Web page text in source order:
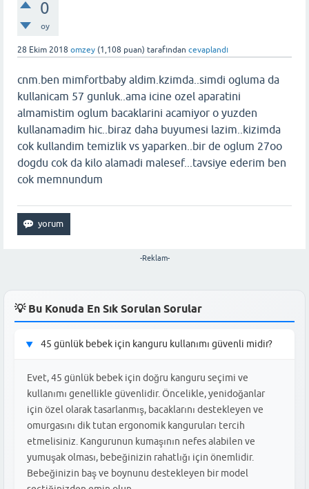
0
oy
28 Ekim 2018 omzey (1,108 puan) tarafından cevaplandı
cnm.ben mimfortbaby aldim.kzimda..simdi ogluma da
kullanicam 57 gunluk..ama icine ozel aparatini
almamistim oglum bacaklarini acamiyor o yuzden
kullanamadim hic..biraz daha buyumesi lazim..kizimda
cok kullandim temizlik vs yaparken..bir de oglum 27oo
dogdu cok da kilo alamadi malesef...tavsiye ederim ben
cok memnundum
-Reklam-
💡 Bu Konuda En Sık Sorulan Sorular
▶ 45 günlük bebek için kanguru kullanımı güvenli midir?
Evet, 45 günlük bebek için doğru kanguru seçimi ve
kullanımı genellikle güvenlidir. Öncelikle, yenidoğanlar
için özel olarak tasarlanmış, bacaklarını destekleyen ve
omurgasını dik tutan ergonomik kanguruları tercih
etmelisiniz. Kangurunun kumaşının nefes alabilen ve
yumuşak olması, bebeğinizin rahatlığı için önemlidir.
Bebeğinizin baş ve boynunu destekleyen bir model